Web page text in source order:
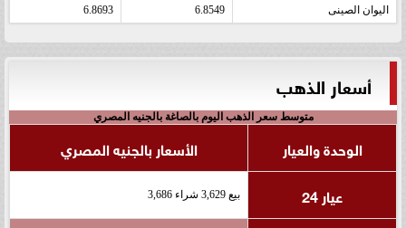
اليوان الصينى 6.8549
6.8693
أسعار الذهب
متوسط سعر الذهب اليوم بالصاغة بالجنيه المصري
الوحدة والعيار
الأسعار بالجنيه المصري
عيار 24
بيع 3,629 شراء 3,686